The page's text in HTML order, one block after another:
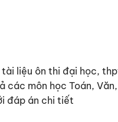
liệu ôn thi đại học,
môn học Toán,
đáp án chi tiết